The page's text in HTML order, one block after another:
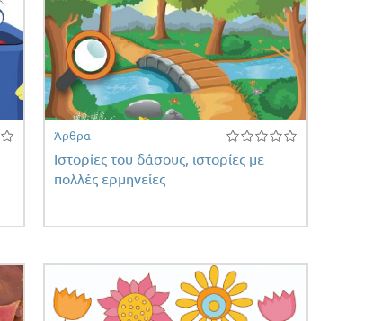
Άρθρα
Ιστορίες του δάσους, ιστορίες με
πολλές ερμηνείες